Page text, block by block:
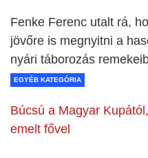
Fenke Ferenc utalt rá,
jövőre is megnyitni a
nyári táborozás
EGYÉB KATEGÓRIA
Búcsú a Magyar Kupától,
emelt fővel